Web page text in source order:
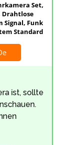
Set,
Drahtlose
Signal, Funk
Standard
ist, sollte